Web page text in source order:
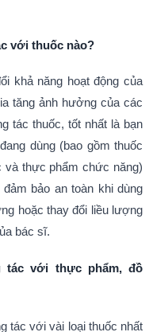
với thuốc nào?
khả năng hoạt động của
tăng ảnh hưởng của các
tác thuốc, tốt nhất là bạn
dùng (bao gồm thuốc
thực phẩm chức năng)
bảo an toàn khi dùng
hoặc thay đổi liều lượng
bác sĩ.
tác với thực phẩm, đồ
tác với vài loại thuốc nhất